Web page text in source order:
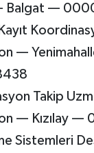
Balgat —
—
Takip
— Kızılay
Sistemleri